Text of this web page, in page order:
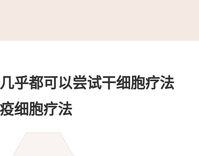
乎都可以尝试干细胞疗法
细胞疗法